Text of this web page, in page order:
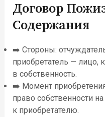
Договор
Содержания
➡️ Стороны:
приобретатель — лицо,
в собственность.
➡️ Момент
право собственности
к приобретателю.